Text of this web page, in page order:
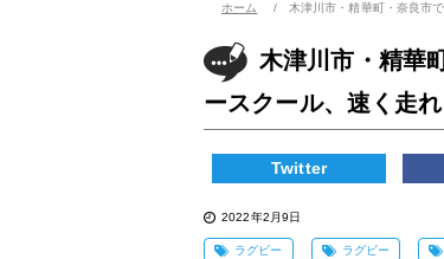
ホーム 木津川市・精華町・奈良市
木津川市・精華
ースクール、速く走
Twitter
2022年2月9日
ラグビー ラグビー